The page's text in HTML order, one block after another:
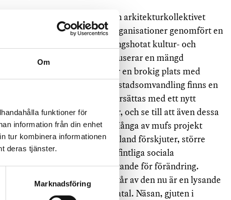
Om
funktioner för
information från din enhet
tur kombinera informationen
deras tjänster.
Marknadsföring
har det brittiska konst- och arkitekturkollektivet
med ett antal lokala organisationer genomfört en
synliggöra ett befintligt, rivningshotat kultur- och
skola som sen 2012 huserar en mängd
kommunala aktörer. Det är en brokig plats med
Jordbro står inför en större stadsomvandling finns en
rivs, för att möjligen ersättas med ett nytt
platsens skitiga kvalitéer, och se till att även dessa
samarbete med muf. Många av mufs projekt
som kommenterar, och ibland förskjuter, större
arbete utgår ofta från befintliga sociala
en arkitektur som är tillåtande för förändring.
i höstas och det som återstår av den nu är en lysande
som stått släckt i åratal. Näsan, gjuten i